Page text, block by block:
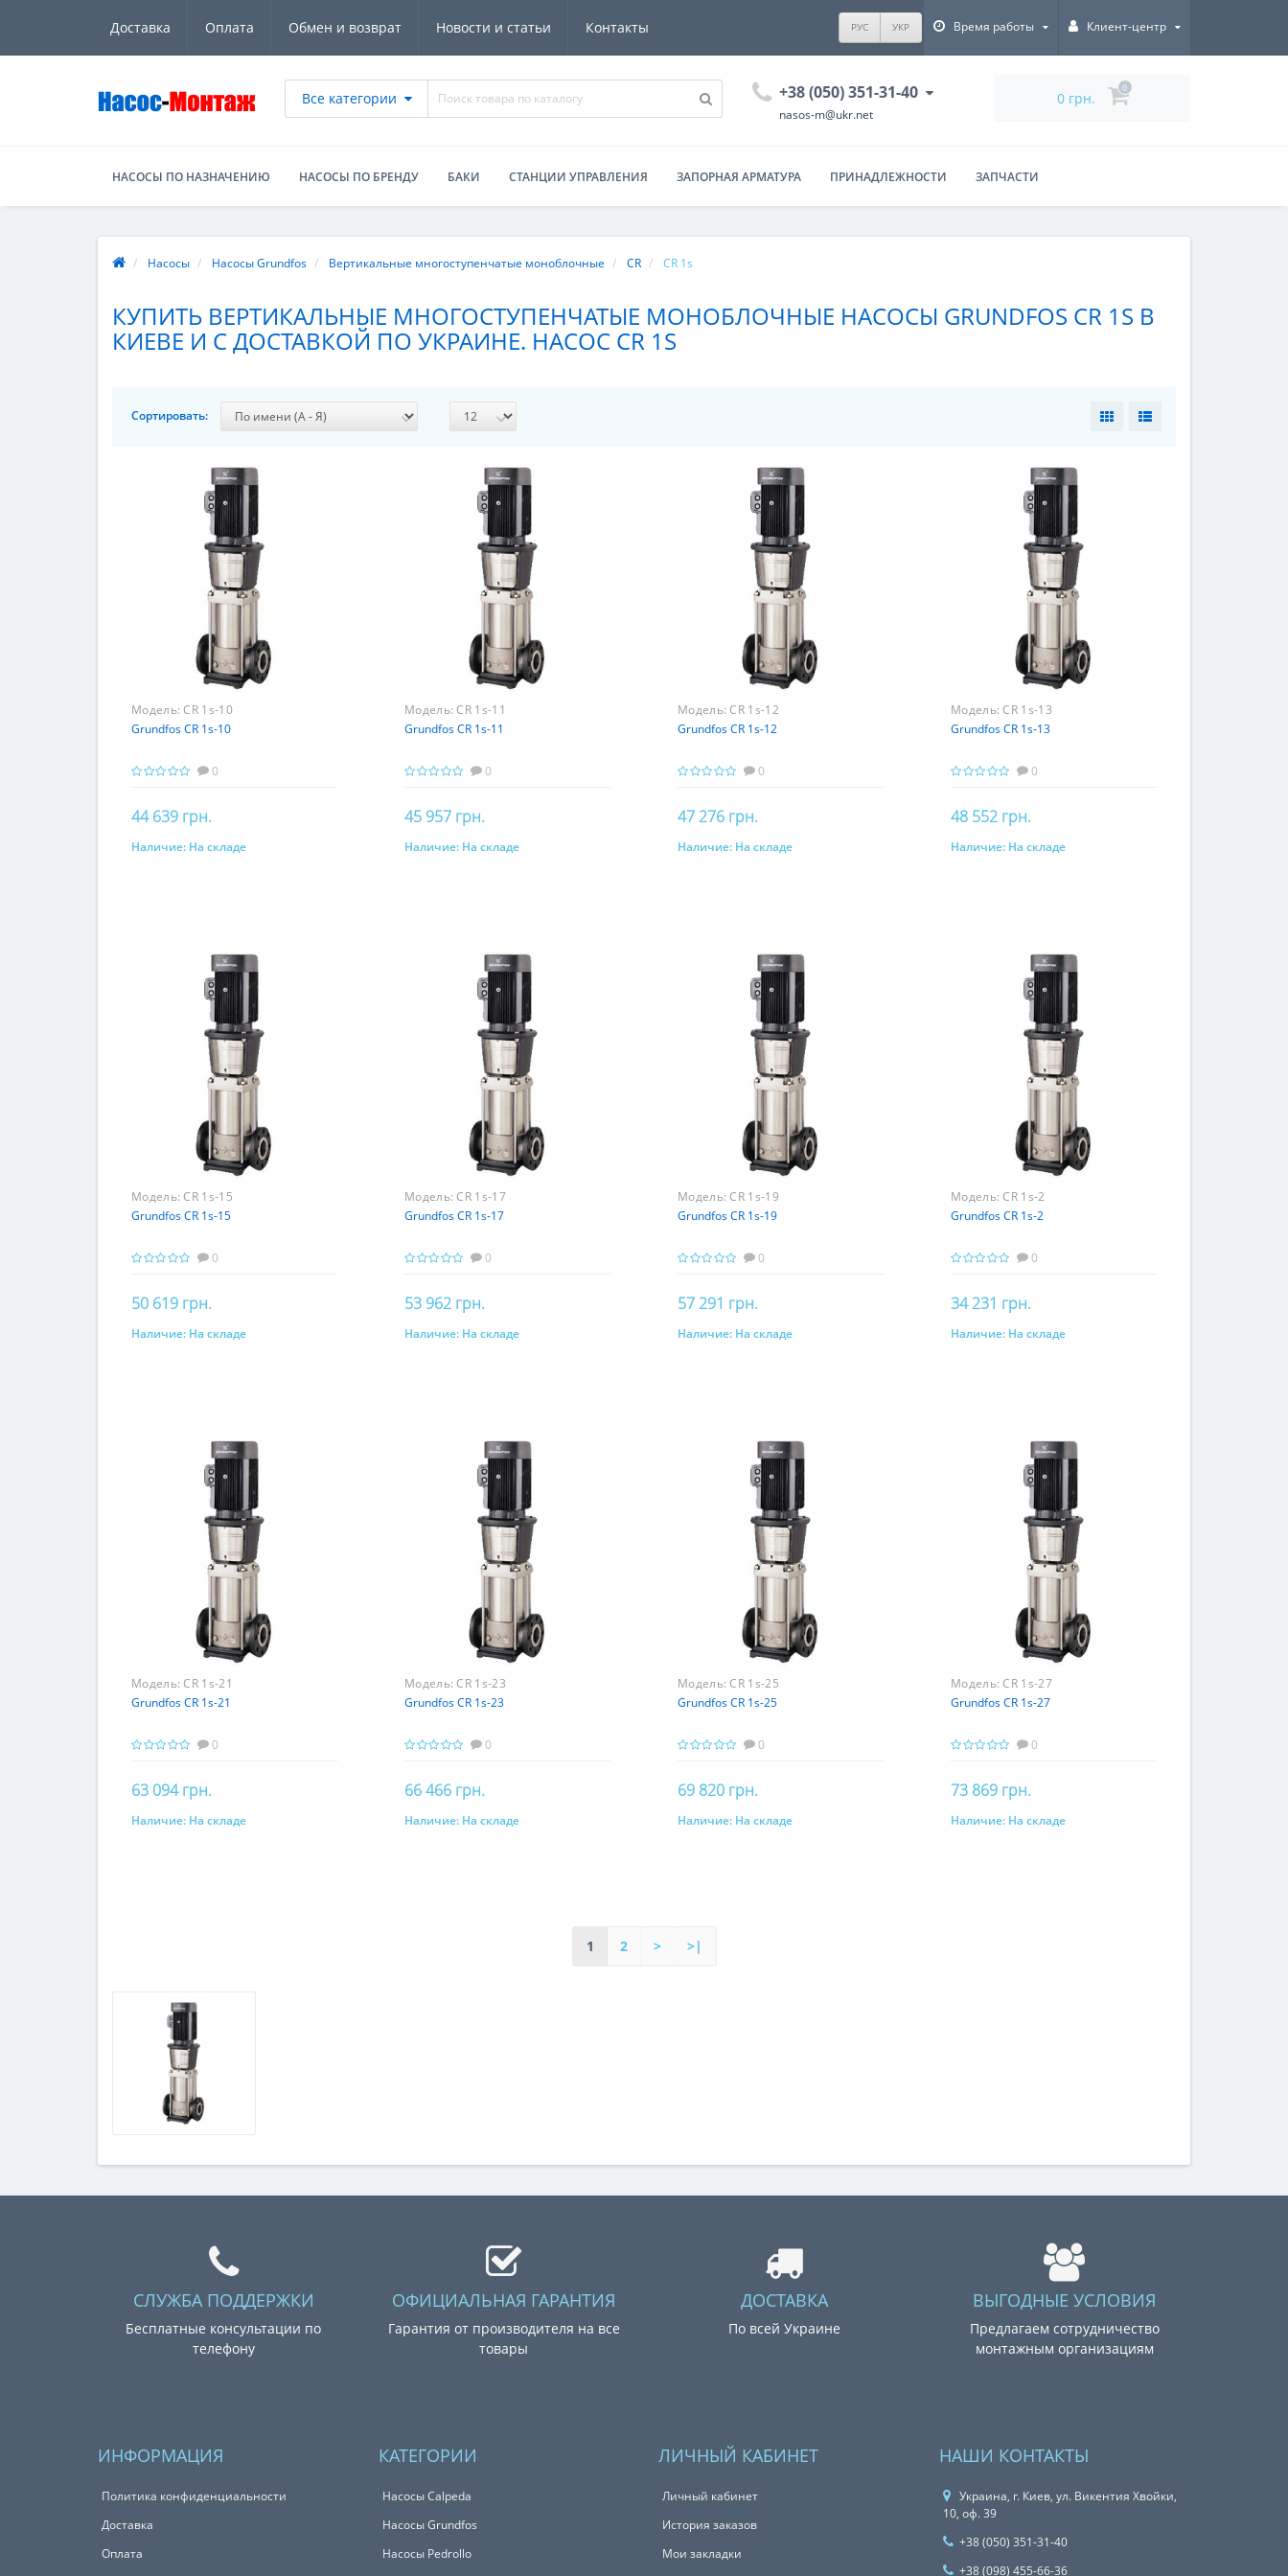
Доставка Оплата Обмен и возврат Новости и статьи Контакты РУС УКР Время работы Клиент-центр
Все категории +38 (050) 351-31-40
nasos-m@ukr.net
0 грн.
0
НАСОСЫ ПО НАЗНАЧЕНИЮ НАСОСЫ ПО БРЕНДУ БАКИ СТАНЦИИ УПРАВЛЕНИЯ ЗАПОРНАЯ АРМАТУРА ПРИНАДЛЕЖНОСТИ ЗАПЧАСТИ
МОНТАЖ НАСОСОВ ПОДБОР НАСОСОВ
ГЕНЕРАТОРЫ
Насосы
Насосы Grundfos Вертикальные многоступенчатые моноблочные CR CR 1s
КУПИТЬ ВЕРТИКАЛЬНЫЕ МНОГОСТУПЕНЧАТЫЕ МОНОБЛОЧНЫЕ НАСОСЫ GRUNDFOS CR 1S В
КИЕВЕ И С ДОСТАВКОЙ ПО УКРАИНЕ. НАСОС CR 1S
Сортировать:
Модель:CR 1s-10
Grundfos CR 1s-10
0
44 639 грн.
Купить
Наличие: На складе
Модель:CR 1s-11
Grundfos CR 1s-11
0
45 957 грн.
Купить
Наличие: На складе
Модель:CR 1s-12
Grundfos CR 1s-12
0
47 276 грн.
Купить
Наличие: На складе
Модель:CR 1s-13
Grundfos CR 1s-13
0
48 552 грн.
Купить
Наличие: На складе
Модель:CR 1s-15
Grundfos CR 1s-15
0
50 619 грн.
Купить
Наличие: На складе
Модель:CR 1s-17
Grundfos CR 1s-17
0
53 962 грн.
Купить
Наличие: На складе
Модель:CR 1s-19
Grundfos CR 1s-19
0
57 291 грн.
Купить
Наличие: На складе
Модель:CR 1s-2
Grundfos CR 1s-2
0
34 231 грн.
Купить
Наличие: На складе
Модель:CR 1s-21
Grundfos CR 1s-21
0
63 094 грн.
Купить
Наличие: На складе
Модель:CR 1s-23
Grundfos CR 1s-23
0
66 466 грн.
Купить
Наличие: На складе
Модель:CR 1s-25
Grundfos CR 1s-25
0
69 820 грн.
Купить
Наличие: На складе
Модель:CR 1s-27
Grundfos CR 1s-27
0
73 869 грн.
Купить
Наличие: На складе
1 2 > >|
СЛУЖБА ПОДДЕРЖКИ
Бесплатные консультации по
телефону
ОФИЦИАЛЬНАЯ ГАРАНТИЯ
Гарантия от производителя на все
товары
ДОСТАВКА
По всей Украине
ВЫГОДНЫЕ УСЛОВИЯ
Предлагаем сотрудничество
монтажным организациям
ИНФОРМАЦИЯ
Политика конфиденциальности
Доставка
Оплата
КАТЕГОРИИ
Насосы Calpeda
Насосы Grundfos
Насосы Pedrollo
ЛИЧНЫЙ КАБИНЕТ
Личный кабинет
История заказов
Мои закладки
НАШИ КОНТАКТЫ
Украина, г. Киев, ул. Викентия Хвойки,
10, оф. 39
+38 (050) 351-31-40
+38 (098) 455-66-36